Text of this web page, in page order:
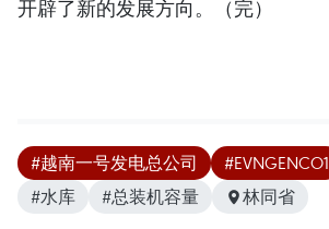
开辟了新的发展方向。（完）
#越南一号发电总公司 #EVNGENCO1
#水库
#总装机容量 林同省